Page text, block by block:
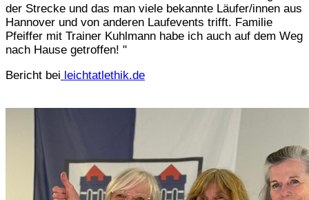
der Strecke und das man viele bekannte Läufer/innen aus
Hannover und von anderen Laufevents trifft. Familie
Pfeiffer mit Trainer Kuhlmann habe ich auch auf dem Weg
nach Hause getroffen! "
Bericht bei leichtatlethik.de